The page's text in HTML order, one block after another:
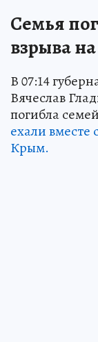
Семья
взрыва
В 07:14
Вячеслав
погибла
ехали вместе
Крым.